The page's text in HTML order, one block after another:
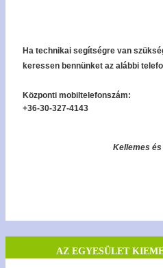
Ha technikai segítségre van
keressen bennünket az alábbi
Központi mobiltelefonszám:
+36-30-327-4143
Kellemes
AZ EGYESÜLET